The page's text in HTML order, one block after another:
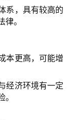
系，具有较高的
。
本更高，可能增
经济环境有一定